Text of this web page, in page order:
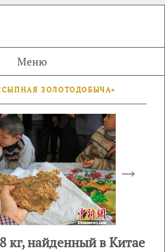
Меню
ЗОЛОТОДОБЫЧА»
→
кг, найденный в Китае